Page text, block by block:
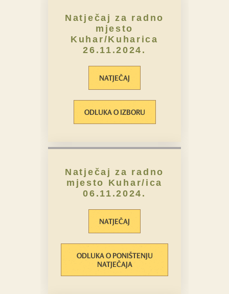
Natječaj za radno
mjesto
Kuhar/Kuharica
26.11.2024.
NATJEČAJ
ODLUKA O IZBORU
Natječaj za radno
mjesto Kuhar/ica
06.11.2024.
NATJEČAJ
ODLUKA O PONIŠTENJU
NATJEČAJA